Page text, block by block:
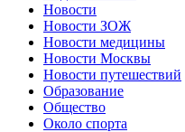
Новости
Новости ЗОЖ
Новости медицины
Новости Москвы
Новости путешествий
Образование
Общество
Около спорта